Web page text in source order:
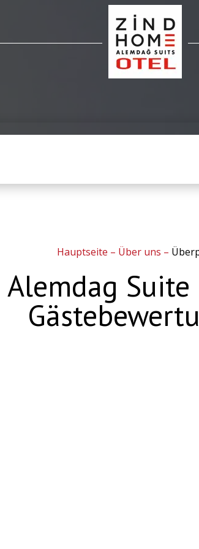
Hauptseite – Über uns –
Alemdag